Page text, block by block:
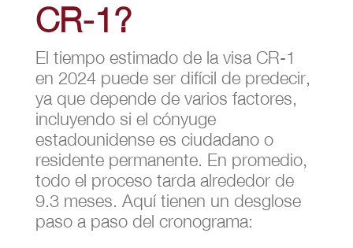
CR-1?
El tiempo estimado de la visa CR-1
en 2024 puede ser difícil de predecir,
ya que depende de varios factores,
incluyendo si el cónyuge
estadounidense es ciudadano o
residente permanente. En promedio,
todo el proceso tarda alrededor de
9.3 meses. Aquí tienen un desglose
paso a paso del cronograma: